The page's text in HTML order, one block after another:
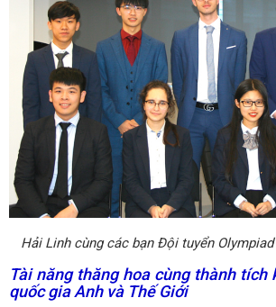
Hải Linh cùng các bạn Đội tuyển
Tài năng thăng hoa cùng thành tích
quốc gia Anh và Thế Giới